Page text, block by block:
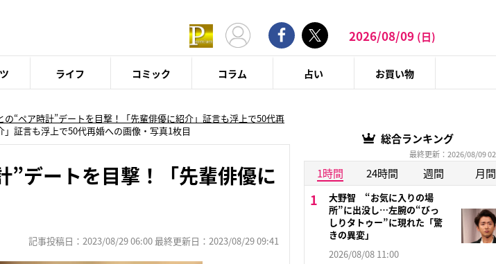
2026/08/09 (日)
ライフ コミック コラム 占い お買い物
“ペア時計”デートを目撃！「先輩俳優に紹介」証言も浮上で50代再
証言も浮上で50代再婚への画像・写真1枚目
デートを目撃！「先輩俳優に
記事投稿日：2023/08/29 06:00 最終更新日：2023/08/29 09:41
総合ランキング
最終更新：2026/08/09
1時間 24時間 週間 月間
大野智 “お気に入りの場
所”に出没し…左腕の“びっ
しりタトゥー”に現れた「驚
きの異変」
2026/08/08 11:00